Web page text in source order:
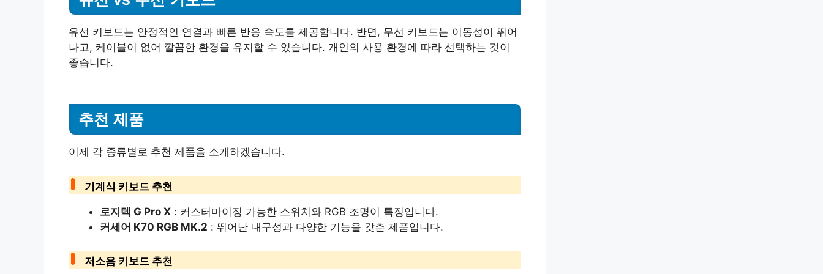
유선 키보드는 안정적인 연결과 빠른 반응 속도를 제공합니다. 반면, 무선 키보드는 이동성이 뛰어
나고, 케이블이 없어 깔끔한 환경을 유지할 수 있습니다. 개인의 사용 환경에 따라 선택하는 것이
좋습니다.
추천 제품
이제 각 종류별로 추천 제품을 소개하겠습니다.
기계식 키보드 추천
로지텍 G Pro X : 커스터마이징 가능한 스위치와 RGB 조명이 특징입니다.
커세어 K70 RGB MK.2 : 뛰어난 내구성과 다양한 기능을 갖춘 제품입니다.
저소음 키보드 추천